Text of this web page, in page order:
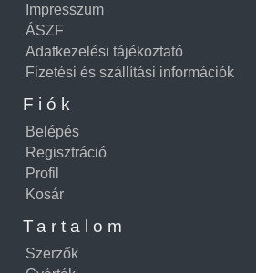
Impresszum
ÁSZF
Adatkezelési tájékoztató
Fizetési és szállítási információk
Fiók
Belépés
Regisztráció
Profil
Kosár
Tartalom
Szerzők